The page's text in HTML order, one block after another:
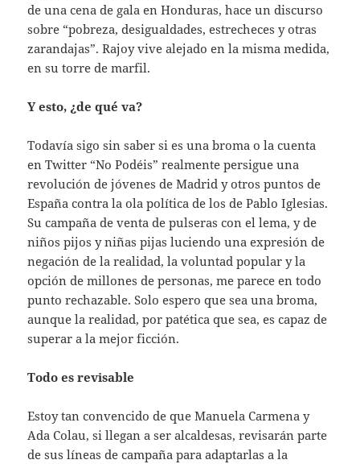
de una cena de gala en Honduras, hace un discurso
sobre “pobreza, desigualdades, estrecheces y otras
zarandajas”. Rajoy vive alejado en la misma medida,
en su torre de marfil.
Y esto, ¿de qué va?
Todavía sigo sin saber si es una broma o la cuenta
en Twitter “No Podéis” realmente persigue una
revolución de jóvenes de Madrid y otros puntos de
España contra la ola política de los de Pablo Iglesias.
Su campaña de venta de pulseras con el lema, y de
niños pijos y niñas pijas luciendo una expresión de
negación de la realidad, la voluntad popular y la
opción de millones de personas, me parece en todo
punto rechazable. Solo espero que sea una broma,
aunque la realidad, por patética que sea, es capaz de
superar a la mejor ficción.
Todo es revisable
Estoy tan convencido de que Manuela Carmena y
Ada Colau, si llegan a ser alcaldesas, revisarán parte
de sus líneas de campaña para adaptarlas a la